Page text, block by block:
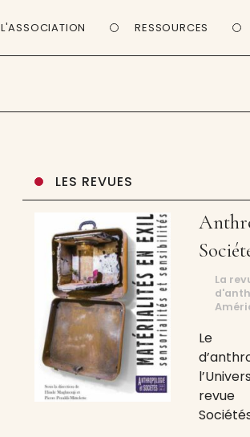
L'ASSOCIATION RESSOURCES
LES REVUES
La
Le